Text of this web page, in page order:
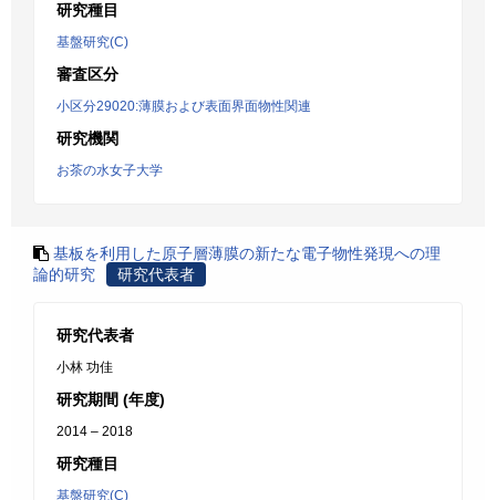
研究種目
基盤研究(C)
審査区分
小区分29020:薄膜および表面界面物性関連
研究機関
お茶の水女子大学
基板を利用した原子層薄膜の新たな電子物性発現への理
論的研究
研究代表者
研究代表者
小林 功佳
研究期間 (年度)
2014 – 2018
研究種目
基盤研究(C)